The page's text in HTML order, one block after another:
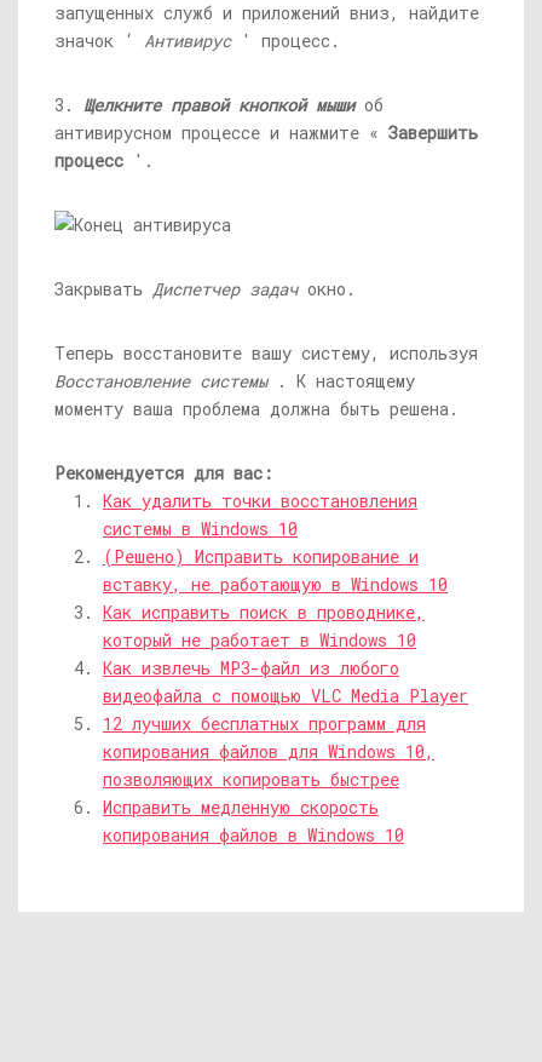
запущенных служб и приложений вниз, найдите
значок ‘ Антивирус' процесс.
3. Щелкните правой кнопкой мыши об
антивирусном процессе и нажмите « Завершить
процесс '.
Закрывать Диспетчер задачокно.
Теперь восстановите вашу систему, используя
Восстановление системы. К настоящему
моменту ваша проблема должна быть решена.
Рекомендуется для вас:
Как удалить точки восстановления
системы в Windows 10
(Решено) Исправить копирование и
вставку, не работающую в Windows 10
Как исправить поиск в проводнике,
который не работает в Windows 10
Как извлечь MP3-файл из любого
видеофайла с помощью VLC Media Player
12 лучших бесплатных программ для
копирования файлов для Windows 10,
позволяющих копировать быстрее
Исправить медленную скорость
копирования файлов в Windows 10